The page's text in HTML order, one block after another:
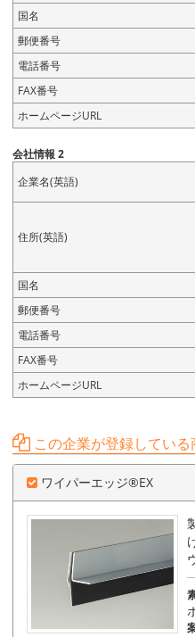
国名
郵便番号
電話番号
FAX番号
ホームページURL
会社情報 2
企業名(英語)
住所(英語)
国名
郵便番号
電話番号
FAX番号
ホームページURL
この企業が登録している
ワイパーエッジ®EX